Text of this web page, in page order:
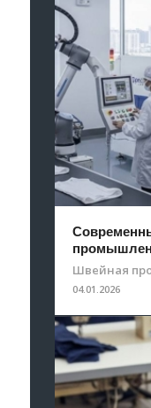
Швейная
04.01.2026